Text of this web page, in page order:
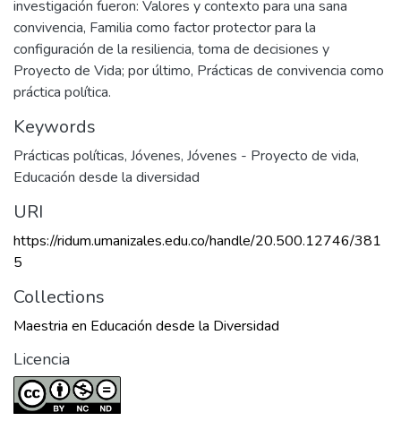
investigación fueron: Valores y contexto para una sana
convivencia, Familia como factor protector para la
configuración de la resiliencia, toma de decisiones y
Proyecto de Vida; por último, Prácticas de convivencia como
práctica política.
Keywords
Prácticas políticas, Jóvenes, Jóvenes - Proyecto de vida,
Educación desde la diversidad
URI
https://ridum.umanizales.edu.co/handle/20.500.12746/381
5
Collections
Maestria en Educación desde la Diversidad
Licencia